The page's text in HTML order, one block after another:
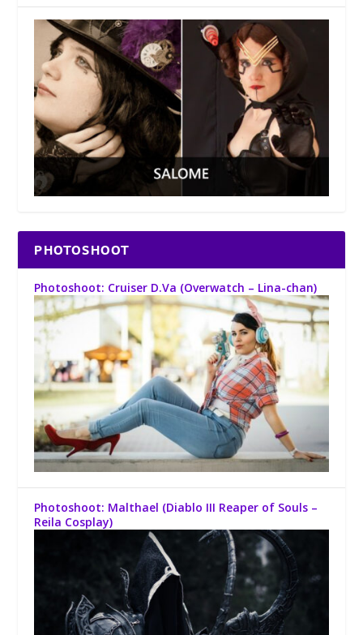
PHOTOSHOOT
Photoshoot: Cruiser D.Va (Overwatch – Lina-chan)
Photoshoot: Malthael (Diablo III Reaper of Souls –
Reila Cosplay)